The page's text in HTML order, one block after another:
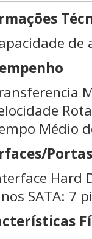
Médio
Portas
Hard
SATA: 7